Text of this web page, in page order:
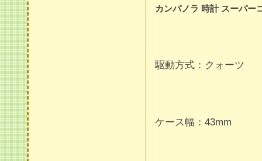
カンパノラ 時計 スーパー
駆動方式：クォーツ
ケース幅：43mm